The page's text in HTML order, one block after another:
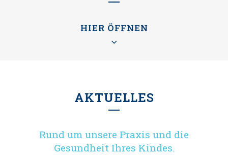
HIER ÖFFNEN
Hilfreiche Links
AKTUELLES
Rund um unsere Praxis und die
Gesundheit Ihres Kindes.